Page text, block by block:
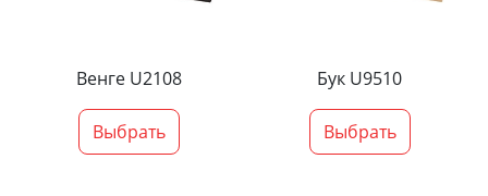
Венге U2108
Выбрать
Бук U9510
Выбрать